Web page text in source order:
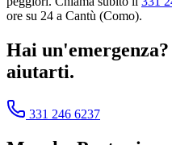
ore su 24 a Cantù (Como).
Hai
aiutarti.
331 246 6237